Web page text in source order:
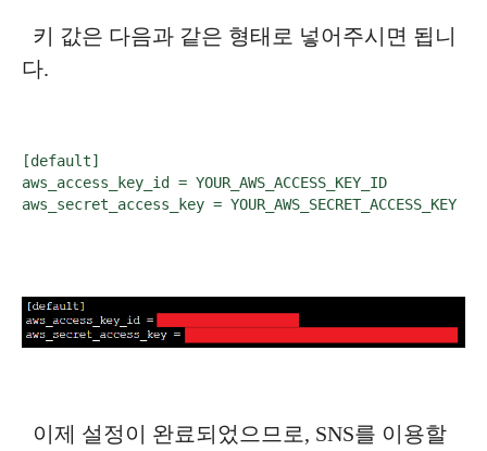
키 값은 다음과 같은 형태로 넣어주시면 됩니
다.
[default]
aws_access_key_id = YOUR_AWS_ACCESS_KEY_ID
aws_secret_access_key = YOUR_AWS_SECRET_ACCESS_KEY
이제 설정이 완료되었으므로, SNS를 이용할